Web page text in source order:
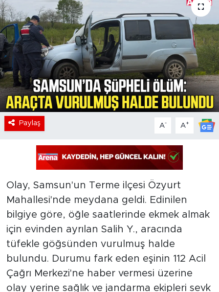
Paylaş A- A+
Olay, Samsun'un Terme ilçesi Özyurt
Mahallesi'nde meydana geldi. Edinilen
bilgiye göre, öğle saatlerinde ekmek almak
için evinden ayrılan Salih Y., aracında
tüfekle göğsünden vurulmuş halde
bulundu. Durumu fark eden eşinin 112 Acil
Çağrı Merkezi'ne haber vermesi üzerine
olay yerine sağlık ve jandarma ekipleri sevk